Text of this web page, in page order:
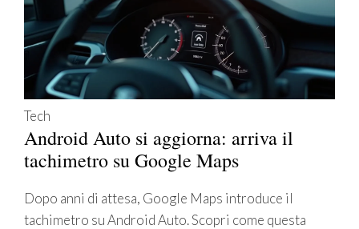
Tech
Android Auto si aggiorna: arriva il
tachimetro su Google Maps
Dopo anni di attesa, Google Maps introduce il
tachimetro su Android Auto. Scopri come questa